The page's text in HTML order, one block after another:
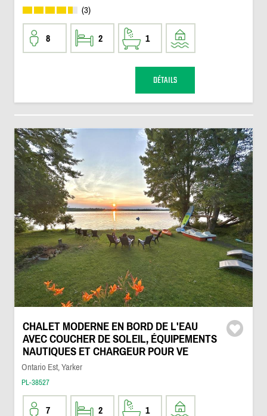
(3)
8 2 1
DÉTAILS
CHALET MODERNE EN BORD DE L'EAU
AVEC COUCHER DE SOLEIL, ÉQUIPEMENTS
NAUTIQUES ET CHARGEUR POUR VE
Ontario Est, Yarker
PL-38527
7 2 1